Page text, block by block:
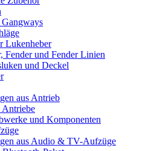
Lukenheber
Fender und Fender Linien
und Deckel
aus Antrieb
Antriebe
und Komponenten
aus Audio & TV-Aufzüge